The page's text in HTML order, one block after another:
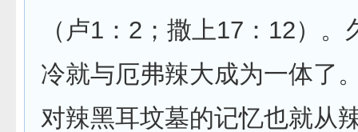
（卢1：2；撒上17：12）
冷就与厄弗辣大成为一体了
对辣黑耳坟墓的记忆也就从